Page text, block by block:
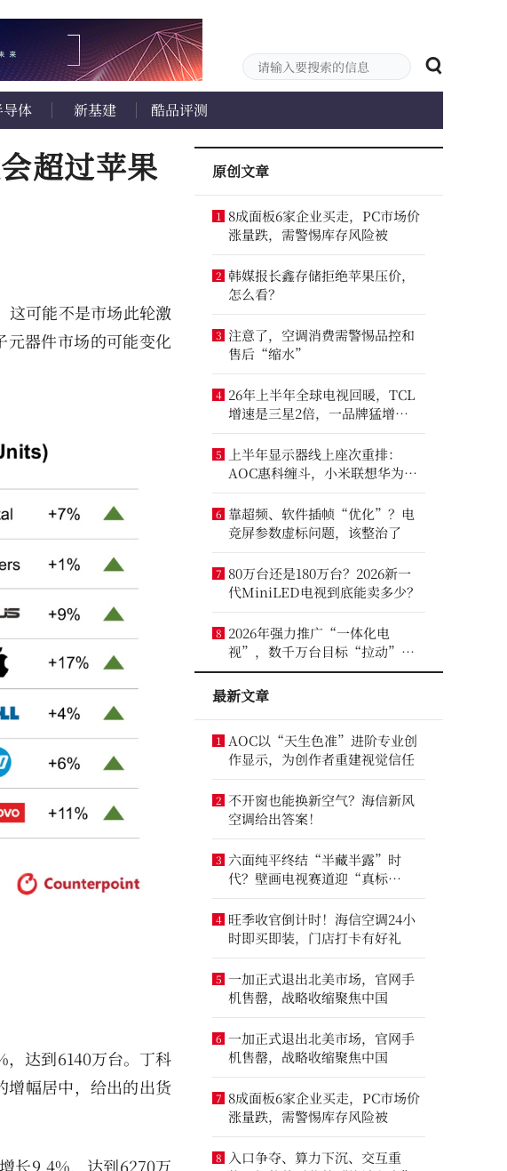
导体 新基建 酷品评测
超过苹果
这可能不是市场此轮激
器件市场的可能变化
达到6140万台。丁科
幅居中，给出的出货
长9.4%，达到6270万
原创文章
1
8成面板6家企业买走，PC市场价
涨量跌，需警惕库存风险被
2 韩媒报长鑫存储拒绝苹果压价，
怎么看？
3 注意了，空调消费需警惕品控和
售后“缩水”
4 26年上半年全球电视回暖，TCL
增速是三星2倍，一品牌猛增
14.8%
5
上半年显示器线上座次重排：
AOC惠科缠斗，小米联想华为进
前八
6 靠超频、软件插帧“优化”？电
竞屏参数虚标问题，该整治了
7 80万台还是180万台？2026新一
代MiniLED电视到底能卖多少？
8 2026年强力推广“一体化电
视”，数千万台目标“拉动”彩
电业？
最新文章
1
AOC以“天生色准”进阶专业创
作显示，为创作者重建视觉信任
2 不开窗也能换新空气？海信新风
空调给出答案！
3 六面纯平终结“半藏半露”时
代？壁画电视赛道迎“真标
准”之争
4 旺季收官倒计时！海信空调24小
时即买即装，门店打卡有好礼
5 一加正式退出北美市场，官网手
机售罄，战略收缩聚焦中国
6 一加正式退出北美市场，官网手
机售罄，战略收缩聚焦中国
7 8成面板6家企业买走，PC市场价
涨量跌，需警惕库存风险被
8
入口争夺、算力下沉、交互重